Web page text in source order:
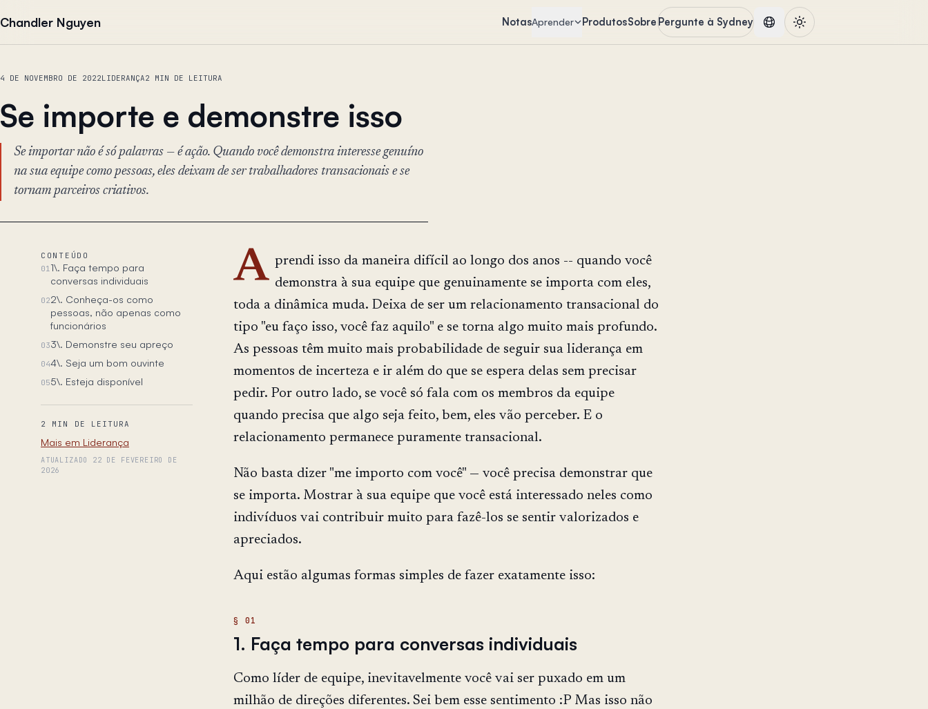
Chandler Nguyen NotasAprender ProdutosSobrePergunte à Sydney
4 DE NOVEMBRO DE 2022LIDERANÇA2 MIN DE LEITURA
Se importe e demonstre isso
Se importar não é só palavras — é ação. Quando você demonstra interesse genuíno
na sua equipe como pessoas, eles deixam de ser trabalhadores transacionais e se
tornam parceiros criativos.
CONTEÚDO
011\. Faça tempo para
conversas individuais
022\. Conheça-os como
pessoas, não apenas como
funcionários
033\. Demonstre seu apreço
044\. Seja um bom ouvinte
055\. Esteja disponível
2 MIN DE LEITURA
Mais em Liderança
ATUALIZADO 22 DE FEVEREIRO DE
2026
A prendi isso da maneira difícil ao longo dos anos -- quando você
demonstra à sua equipe que genuinamente se importa com eles,
toda a dinâmica muda. Deixa de ser um relacionamento transacional do
tipo "eu faço isso, você faz aquilo" e se torna algo muito mais profundo.
As pessoas têm muito mais probabilidade de seguir sua liderança em
momentos de incerteza e ir além do que se espera delas sem precisar
pedir. Por outro lado, se você só fala com os membros da equipe
quando precisa que algo seja feito, bem, eles vão perceber. E o
relacionamento permanece puramente transacional.
Não basta dizer "me importo com você" — você precisa demonstrar que
se importa. Mostrar à sua equipe que você está interessado neles como
indivíduos vai contribuir muito para fazê-los se sentir valorizados e
apreciados.
Aqui estão algumas formas simples de fazer exatamente isso:
1. Faça tempo para conversas individuais
Como líder de equipe, inevitavelmente você vai ser puxado em um
milhão de direções diferentes. Sei bem esse sentimento :P Mas isso não